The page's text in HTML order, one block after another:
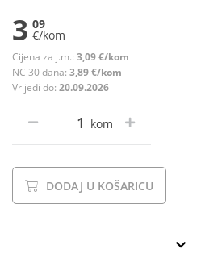
3 09
€/kom
Cijena za j.m.: 3,09 €/kom
NC 30 dana: 3,89 €/kom
Vrijedi do: 20.09.2026
kom
DODAJ U KOŠARICU